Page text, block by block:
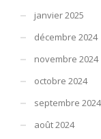
janvier 2025
décembre 2024
novembre 2024
octobre 2024
septembre 2024
août 2024